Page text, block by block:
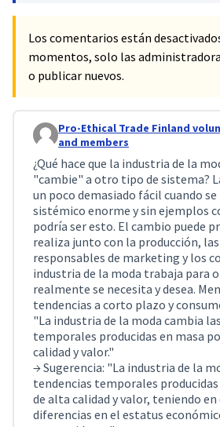
Los comentarios están
momentos, solo las
o publicar nuevos.
Comentario 621
Pro-Ethical Trade Finland
and members
¿Qué hace que la industria de la
"cambie" a otro tipo de sistema?
un poco demasiado fácil cuando
sistémico enorme y sin ejemplos
podría ser esto. El cambio puede
realiza junto con la producción,
responsables de marketing y los
industria de la moda trabaja para
realmente se necesita y desea.
tendencias a corto plazo y
"La industria de la moda cambia
temporales producidas en masa
calidad y valor."
→ Sugerencia: "La industria de la
tendencias temporales
de alta calidad y valor, teniendo en
diferencias en el estatus